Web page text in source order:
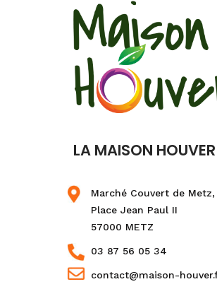
LA MAISON HOUVER
Marché Couvert de Metz,
Place Jean Paul II
57000 METZ
03 87 56 05 34
contact@maison-